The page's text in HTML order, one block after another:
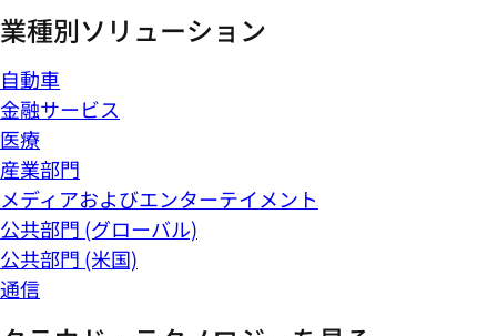
業種別ソリューション
自動車
金融サービス
医療
産業部門
メディアおよびエンターテイメント
公共部門 (グローバル)
公共部門 (米国)
通信